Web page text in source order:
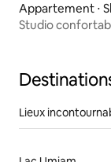
Appartement ⋅
Studio
Lieux